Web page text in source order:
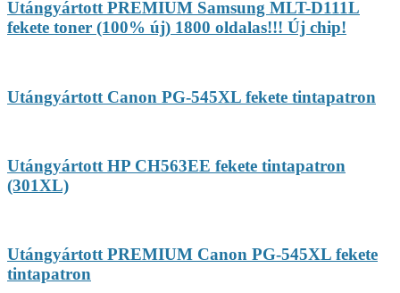
Utángyártott PREMIUM Samsung MLT-D111L
fekete toner (100% új) 1800 oldalas!!! Új chip!
Utángyártott Canon PG-545XL fekete tintapatron
Utángyártott HP CH563EE fekete tintapatron
(301XL)
Utángyártott PREMIUM Canon PG-545XL fekete
tintapatron